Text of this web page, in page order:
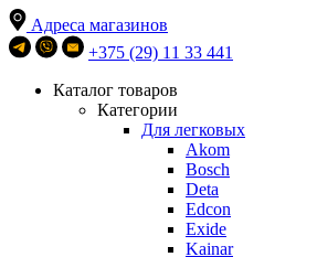
Адреса магазинов
+375 (29) 11 33 441
Каталог товаров
Категории
Для легковых
Akom
Bosch
Deta
Edcon
Exide
Kainar